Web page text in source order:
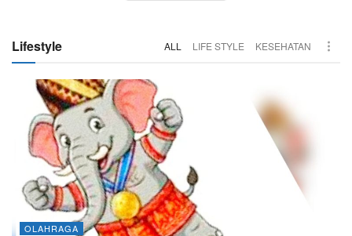
Lifestyle ALL LIFE STYLE KESEHATAN
OLAHRAGA